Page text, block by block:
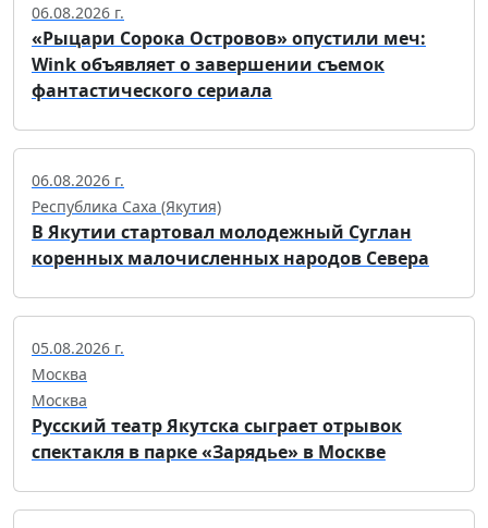
06.08.2026 г.
«Рыцари Сорока Островов» опустили меч:
Wink объявляет о завершении съемок
фантастического сериала
06.08.2026 г.
Республика Саха (Якутия)
В Якутии стартовал молодежный Суглан
коренных малочисленных народов Севера
05.08.2026 г.
Москва
Москва
Русский театр Якутска сыграет отрывок
спектакля в парке «Зарядье» в Москве